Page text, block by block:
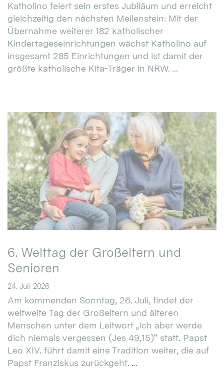
Katholino feiert sein erstes Jubiläum und erreicht
gleichzeitig den nächsten Meilenstein: Mit der
Übernahme weiterer 182 katholischer
Kindertageseinrichtungen wächst Katholino auf
insgesamt 285 Einrichtungen und ist damit der
größte katholische Kita-Träger in NRW. ...
6. Welttag der Großeltern und
Senioren
24. Juli 2026
Am kommenden Sonntag, 26. Juli, findet der
weltweite Tag der Großeltern und älteren
Menschen unter dem Leitwort „Ich aber werde
dich niemals vergessen (Jes 49,15)“ statt. Papst
Leo XIV. führt damit eine Tradition weiter, die auf
Papst Franziskus zurückgeht. ...